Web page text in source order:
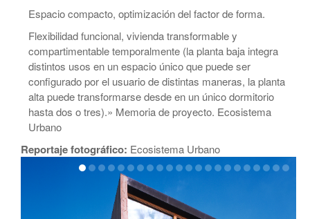
Espacio compacto, optimización del factor de forma.
Flexibilidad funcional, vivienda transformable y
compartimentable temporalmente (la planta baja integra
distintos usos en un espacio único que puede ser
configurado por el usuario de distintas maneras, la planta
alta puede transformarse desde en un único dormitorio
hasta dos o tres).» Memoria de proyecto. Ecosistema
Urbano
Reportaje fotográfico: Ecosistema Urbano